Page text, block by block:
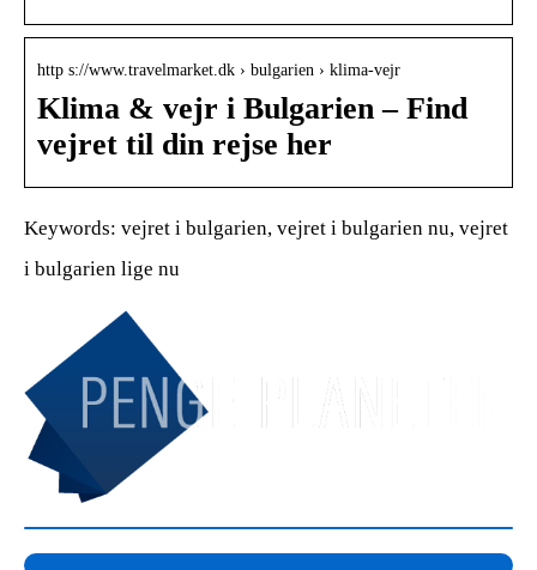
http s://www.travelmarket.dk › bulgarien › klima-vejr
Klima & vejr i Bulgarien – Find
vejret til din rejse her
Keywords: vejret i bulgarien, vejret i bulgarien nu, vejret
i bulgarien lige nu